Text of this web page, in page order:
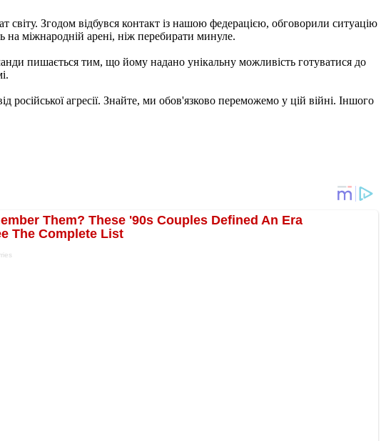
світу. Згодом відбувся контакт із нашою федерацією, обговорили ситуацію
на міжнародній арені, ніж перебирати минуле.
пишається тим, що йому надано унікальну можливість готуватися до
агресії. Знайте, ми обов'язково переможемо у цій війні. Іншого